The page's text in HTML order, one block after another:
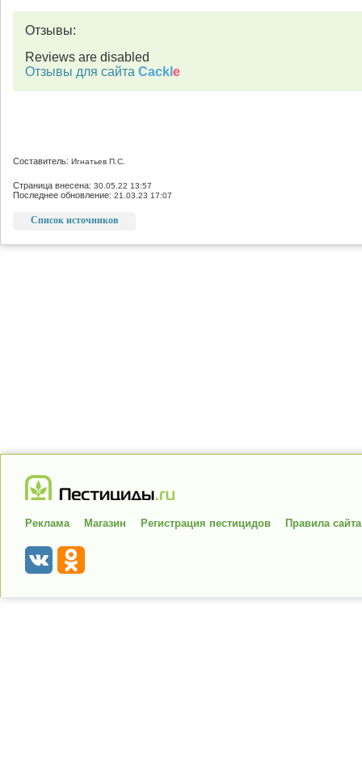
Отзывы:
Reviews are disabled
Отзывы для сайта Cackl e
Составитель: Игнатьев П.С.
Страница внесена: 30.05.22 13:57
Последнее обновление: 21.03.23 17:07
Список источников
Реклама Магазин Регистрация пестицидов Правила сайта